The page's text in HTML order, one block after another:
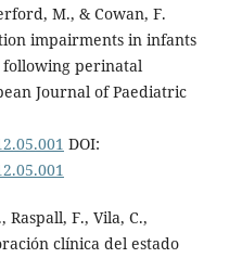
M., & Cowan, F.
impairments in infants
perinatal
Journal of Paediatric
DOI:
F., Vila, C.,
clínica del estado